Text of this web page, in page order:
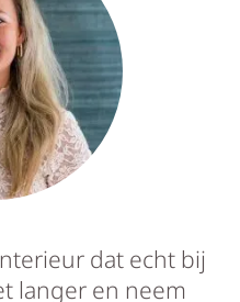
dat echt bij
langer en neem